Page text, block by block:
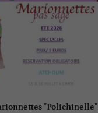
"Polichinelle"